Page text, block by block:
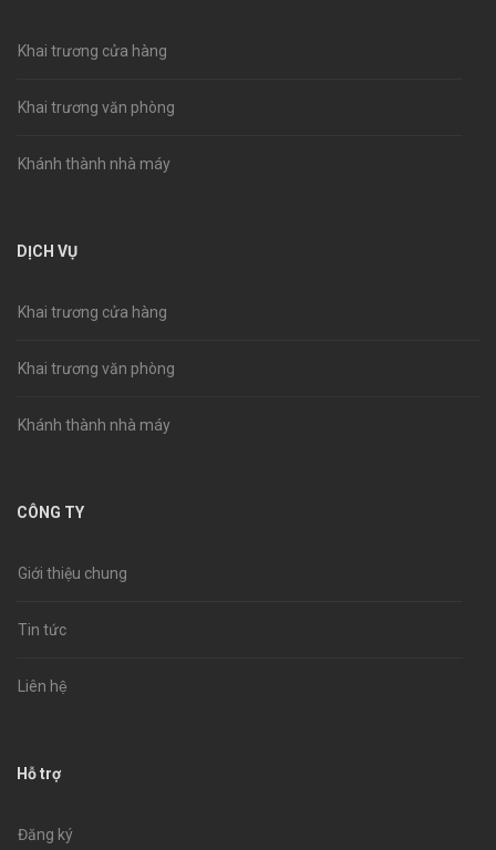
Khai trương cửa hàng
Khai trương văn phòng
Khánh thành nhà máy
DỊCH VỤ
Khai trương cửa hàng
Khai trương văn phòng
Khánh thành nhà máy
CÔNG TY
Giới thiệu chung
Tin tức
Liên hệ
Hỗ trợ
Đăng ký